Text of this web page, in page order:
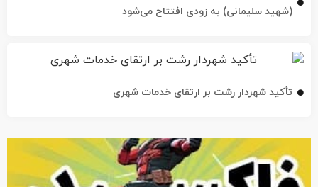
(شهید سلیمانی) به زودی افتتاح می‌شود
تأکید شهردار رشت بر ارتقای خدمات شهری